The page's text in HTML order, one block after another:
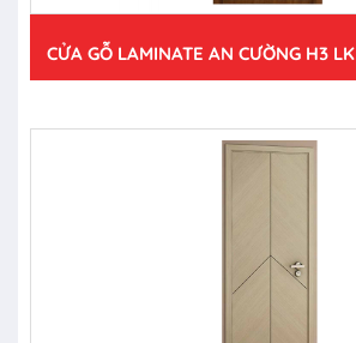
CỬA GỖ LAMINATE AN CƯỜNG H3